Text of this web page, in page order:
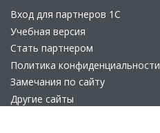
Вход для партнеров 1С
Учебная версия
Стать партнером
Политика конфиденциальности
Замечания по сайту
Другие сайты